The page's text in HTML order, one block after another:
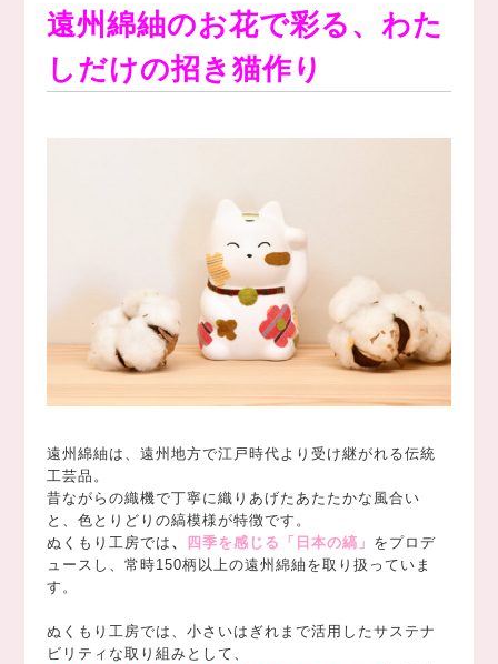
遠州綿紬のお花で彩る、わた
しだけの招き猫作り
遠州綿紬は、遠州地方で江戸時代より受け継がれる伝統
工芸品。
昔ながらの織機で丁寧に織りあげたあたたかな風合い
と、色とりどりの縞模様が特徴です。
ぬくもり工房では 、 四季を感じる「日本の縞」 をプロデ
ュースし、常時150柄以上の遠州綿紬を取り扱っていま
す。
ぬくもり工房では、小さいはぎれまで活用したサステナ
ビリティな取り組みとして、